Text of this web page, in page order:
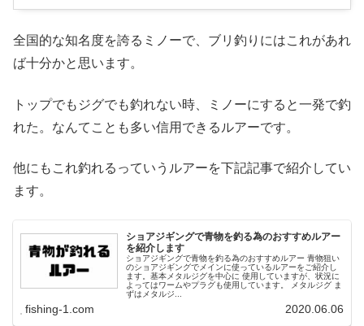
全国的な知名度を誇るミノーで、ブリ釣りにはこれがあれ
ば十分かと思います。
トップでもジグでも釣れない時、ミノーにすると一発で釣
れた。なんてことも多い信用できるルアーです。
他にもこれ釣れるっていうルアーを下記記事で紹介してい
ます。
ショアジギングで青物を釣る為のおすすめルアー
を紹介します
ショアジギングで青物を釣る為のおすすめルアー 青物狙い
のショアジギングでメインに使っているルアーをご紹介し
ます。基本メタルジグを中心に 使用していますが、状況に
よってはワームやプラグも使用しています。 メタルジグ ま
ずはメタルジ...
fishing-1.com 2020.06.06